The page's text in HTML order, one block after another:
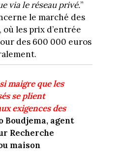
via le réseau privé.”
le marché des
les prix d’entrée
des 600 000 euros
maigre que les
se plient
exigences des
Boudjema, agent
Recherche
maison